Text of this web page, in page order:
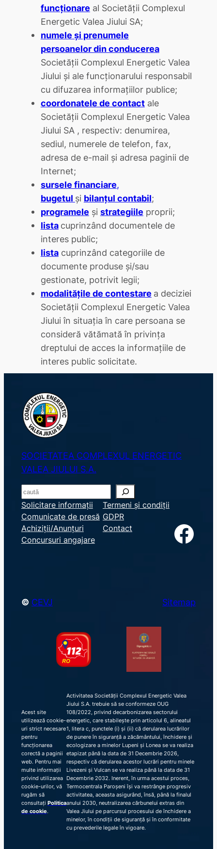
funcţionare al Societăţii Complexul
Energetic Valea Jiului SA;
numele şi prenumele
persoanelor din conducerea
Societăţii Complexul Energetic Valea
Jiului şi ale funcţionarului responsabil
cu difuzarea informaţiilor publice;
coordonatele de contactale
Societăţii Complexul Energetic Valea
Jiului SA , respectiv: denumirea,
sediul, numerele de telefon, fax,
adresa de e-mail şi adresa paginii de
Internet;
sursele financiare,
bugetul şi bilanţul contabil;
programele şi strategiile proprii;
lista cuprinzând documentele de
interes public;
listacuprinzând categoriile de
documente produse şi/sau
gestionate, potrivit legii;
modalităţile de contestare a deciziei
Societăţii Complexul Energetic Valea
Jiului în situaţia în care persoana se
consideră vătămată în privinţa
dreptului de acces la informaţiile de
interes public solicitate.
SOCIETATEA COMPLEXUL ENERGETIC
VALEA JIULUI S.A.
S
e
a
r
c
Solicitare informații
Comunicate de presă
Achiziții/Anunțuri
Concursuri angajare
Termeni și condiții
GDPR
Contact
Facebook
© CEVJ Sitemap
Acest site
utilizează cookie-
uri strict necesare
pentru
funcționarea
corectă a paginii
web. Pentru mai
multe informații
privind utilizarea
cookie-urilor, vă
rugăm să
consultați Politica
de cookie.
Activitatea Societății Complexul Energetic Valea
Jiului S.A. trebuie să se conformeze OUG
108/2022, privind decarbonizarea sectorului
energetic, care stabilește prin articolul 6, alineatul
1, litera c, punctele (i) și (ii) că derularea lucrărilor
de punere în siguranță a zăcământului, închidere și
ecologizare a minelor Lupeni și Lonea se va realiza
etapizat până la data de 31 Decembrie 2026,
respectiv că derularea acestor lucrări pentru minele
Livezeni și Vulcan se va realiza până la data de 31
Decembrie 2032. Inerent, în urma acestui proces,
Termocentrala Paroșeni își va restrânge progresiv
activitatea, aceasta asigurând, însă, până la finalul
anului 2030, neutralizarea cărbunelui extras din
Valea Jiului pe parcursul procesului de închidere a
minelor, în condiții de siguranță și în conformitate
cu prevederile legale în vigoare.